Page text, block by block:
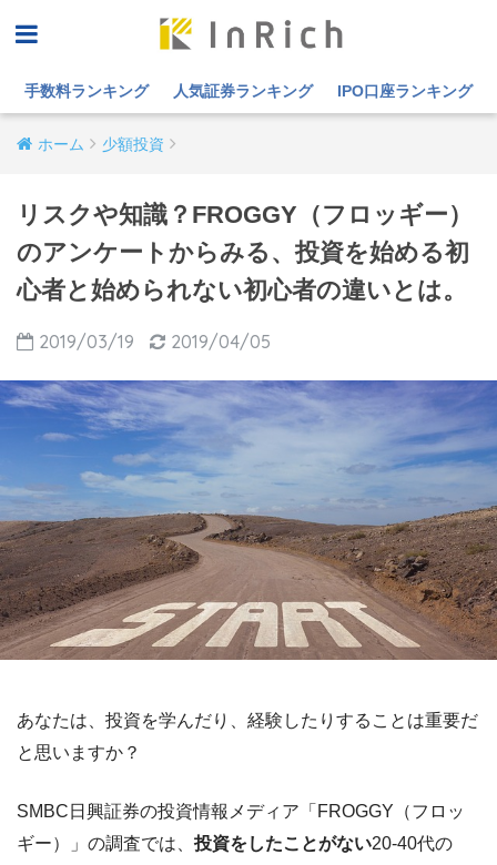
手数料ランキング 人気証券ランキング IPO口座ランキング
ホーム 少額投資
リスクや知識？FROGGY（フロッギー）
のアンケートからみる、投資を始める初
心者と始められない初心者の違いとは。
2019/03/19 2019/04/05
あなたは、投資を学んだり、経験したりすることは重要だ
と思いますか？
SMBC日興証券の投資情報メディア「FROGGY（フロッ
ギー）」の調査では、 投資をしたことがない20-40代の